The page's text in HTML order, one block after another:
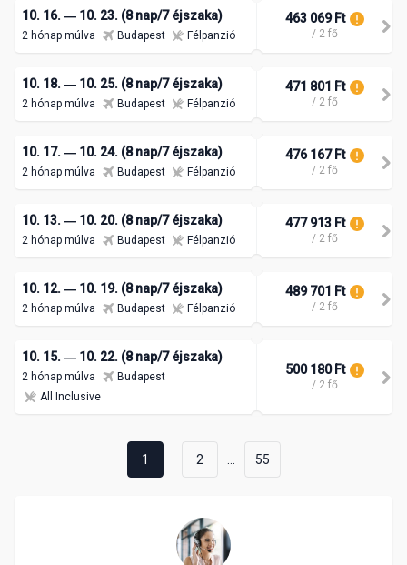
10. 16. ― 10. 23. (8 nap/7 éjszaka)
2 hónap múlva Budapest Félpanzió
463 069 Ft
/ 2 fő
10. 18. ― 10. 25. (8 nap/7 éjszaka)
2 hónap múlva Budapest Félpanzió
471 801 Ft
/ 2 fő
10. 17. ― 10. 24. (8 nap/7 éjszaka)
2 hónap múlva Budapest Félpanzió
476 167 Ft
/ 2 fő
10. 13. ― 10. 20. (8 nap/7 éjszaka)
2 hónap múlva Budapest Félpanzió
477 913 Ft
/ 2 fő
10. 12. ― 10. 19. (8 nap/7 éjszaka)
2 hónap múlva Budapest Félpanzió
489 701 Ft
/ 2 fő
10. 15. ― 10. 22. (8 nap/7 éjszaka)
2 hónap múlva
Budapest
All Inclusive
500 180 Ft
/ 2 fő
1 2 55